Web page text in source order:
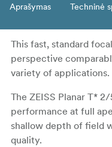
Aprašymas Techninė
This fast, standard
perspective
variety of applications.
The ZEISS Planar T*
performance at full
shallow depth of field
quality.